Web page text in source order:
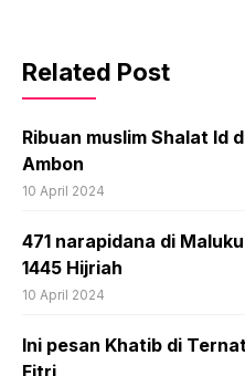
Related Post
Ribuan muslim Shalat Id
Ambon
10 April 2024
471 narapidana di
1445 Hijriah
10 April 2024
Ini pesan Khatib di